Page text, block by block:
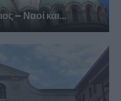
– Ναοί και...